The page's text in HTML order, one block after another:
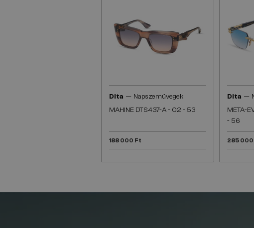
Dita — Napszemüvegek
MAHINE DTS437-A - 02 - 53
188 000 Ft
Dita —
META-
- 56
285 000